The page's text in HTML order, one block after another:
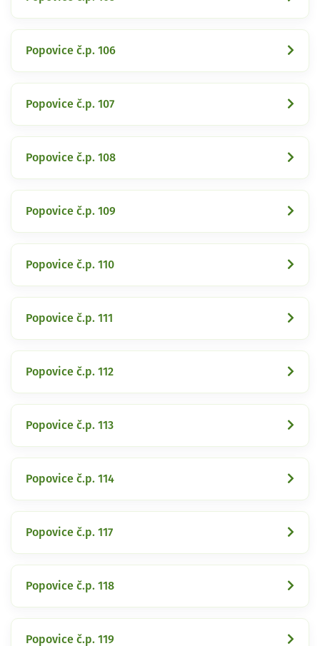
Popovice č.p. 106
Popovice č.p. 107
Popovice č.p. 108
Popovice č.p. 109
Popovice č.p. 110
Popovice č.p. 111
Popovice č.p. 112
Popovice č.p. 113
Popovice č.p. 114
Popovice č.p. 117
Popovice č.p. 118
Popovice č.p. 119